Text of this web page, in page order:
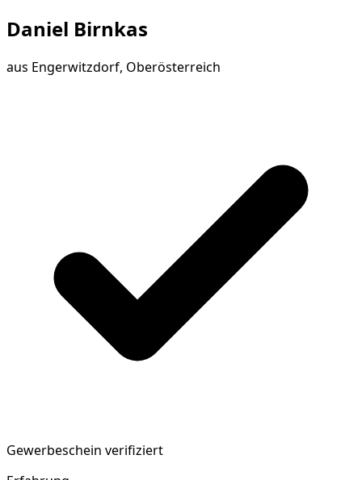
Daniel Birnkas
aus Engerwitzdorf, Oberösterreich
Gewerbeschein verifiziert